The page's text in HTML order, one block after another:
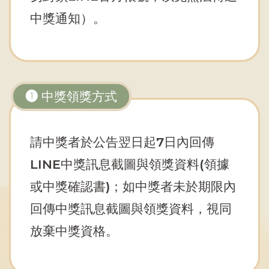
中獎通知）。
➊ 中獎領獎方式
請中獎者於公告翌日起7日內回傳
LINE中獎訊息截圖與領獎資料(領據
或中獎確認書)；如中獎者未於期限內
回傳中獎訊息截圖與領獎資料，視同
放棄中獎資格。